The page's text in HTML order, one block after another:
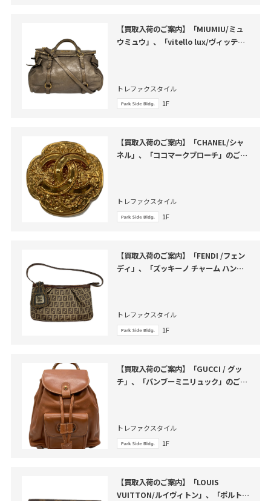
【買取入荷のご案内】「MIUMIU/ミュ
ウミュウ」、「vitello lux/ヴィッテロ
トレファクスタイル
1F
【買取入荷のご案内】「CHANEL/シャ
ネル」、「ココマークブローチ」のご紹
トレファクスタイル
1F
【買取入荷のご案内】「FENDI /フェン
ディ」、「ズッキーノ チャーム ハンド
トレファクスタイル
1F
【買取入荷のご案内】「GUCCI / グッ
チ」、「バンブーミニリュック」のご紹
トレファクスタイル
1F
【買取入荷のご案内】「LOUIS
VUITTON/ルイヴィトン」、「ポルトフ